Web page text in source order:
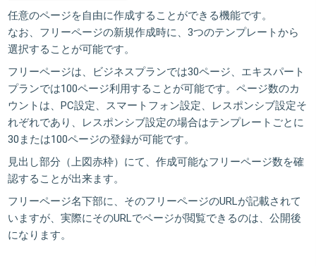
任意のページを自由に作成することができる機能です。
なお、フリーページの新規作成時に、3つのテンプレートから
選択することが可能です。
フリーページは、ビジネスプランでは30ページ、エキスパート
プランでは100ページ利用することが可能です。ページ数のカ
ウントは、PC設定、スマートフォン設定、レスポンシブ設定そ
れぞれであり、レスポンシブ設定の場合はテンプレートごとに
30または100ページの登録が可能です。
見出し部分（上図赤枠）にて、作成可能なフリーページ数を確
認することが出来ます。
フリーページ名下部に、そのフリーページのURLが記載されて
いますが、実際にそのURLでページが閲覧できるのは、公開後
になります。